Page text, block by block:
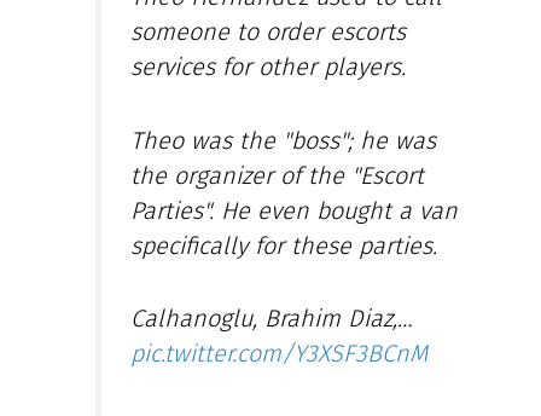
someone to order escorts
services for other players.
Theo was the "boss"; he was
the organizer of the "Escort
Parties". He even bought a van
specifically for these parties.
Calhanoglu, Brahim Diaz,…
pic.twitter.com/Y3XSF3BCnM